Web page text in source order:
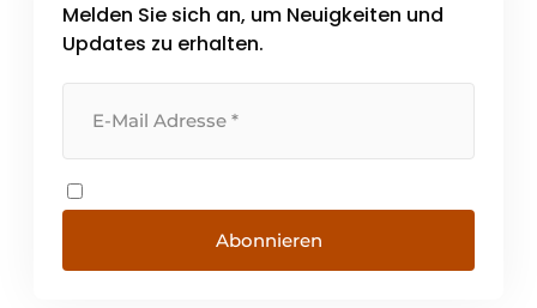
Melden Sie sich an, um Neuigkeiten und
Updates zu erhalten.
Abonnieren